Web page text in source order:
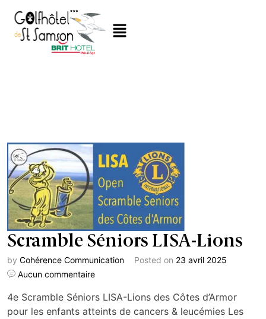
Scramble Séniors LISA-Lions
by Cohérence Communication Posted on 23 avril 2025
Aucun commentaire
4e Scramble Séniors LISA-Lions des Côtes d’Armor
pour les enfants atteints de cancers & leucémies Les